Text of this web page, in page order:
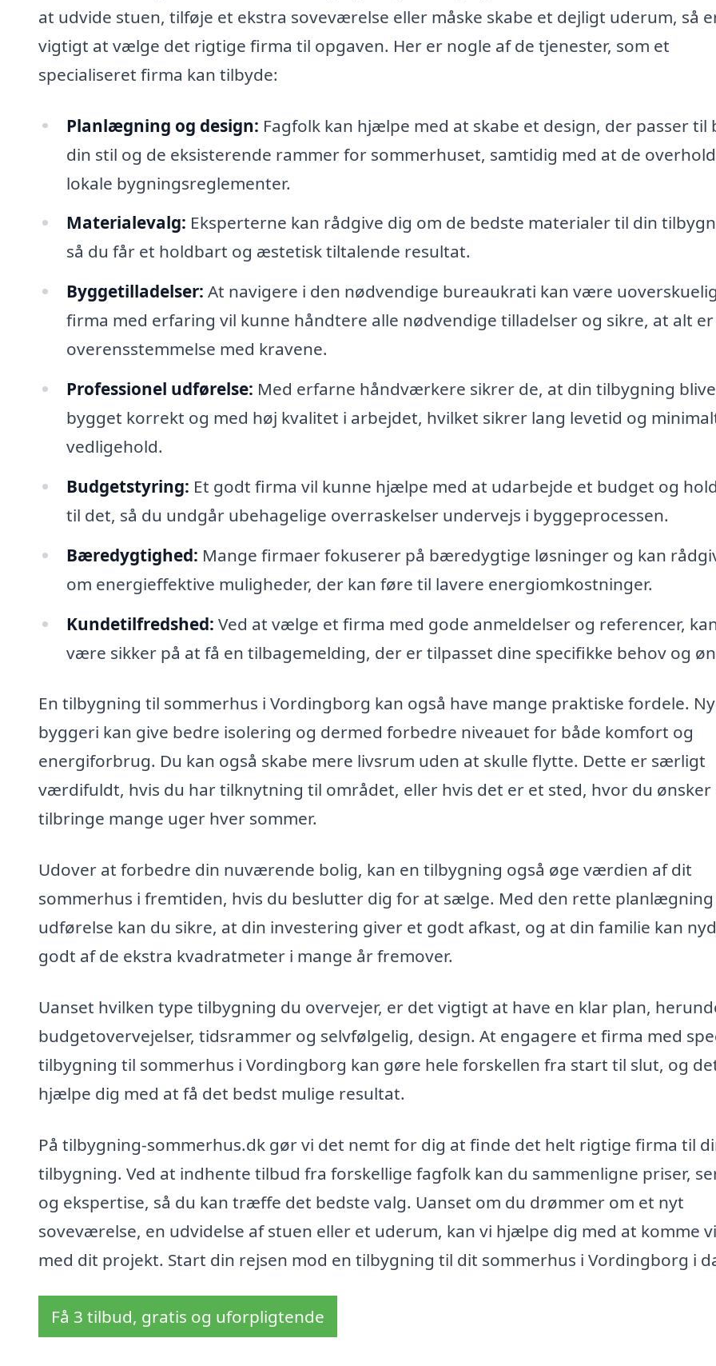
at udvide stuen, tilføje et ekstra soveværelse eller måske skabe et dejligt uderum, så
vigtigt at vælge det rigtige firma til opgaven. Her er nogle af de tjenester, som et
specialiseret firma kan tilbyde:
Planlægning og design: Fagfolk kan hjælpe med at skabe et design, der passer til
din stil og de eksisterende rammer for sommerhuset, samtidig med at de
lokale bygningsreglementer.
Materialevalg: Eksperterne kan rådgive dig om de bedste materialer til din
så du får et holdbart og æstetisk tiltalende resultat.
Byggetilladelser: At navigere i den nødvendige bureaukrati kan være
firma med erfaring vil kunne håndtere alle nødvendige tilladelser og sikre, at alt er
overensstemmelse med kravene.
Professionel udførelse: Med erfarne håndværkere sikrer de, at din tilbygning
bygget korrekt og med høj kvalitet i arbejdet, hvilket sikrer lang levetid og
vedligehold.
Budgetstyring: Et godt firma vil kunne hjælpe med at udarbejde et budget og
til det, så du undgår ubehagelige overraskelser undervejs i byggeprocessen.
Bæredygtighed: Mange firmaer fokuserer på bæredygtige løsninger og kan
om energieffektive muligheder, der kan føre til lavere energiomkostninger.
Kundetilfredshed: Ved at vælge et firma med gode anmeldelser og referencer,
være sikker på at få en tilbagemelding, der er tilpasset dine specifikke behov og
En tilbygning til sommerhus i Vordingborg kan også have mange praktiske fordele.
byggeri kan give bedre isolering og dermed forbedre niveauet for både komfort og
energiforbrug. Du kan også skabe mere livsrum uden at skulle flytte. Dette er særligt
værdifuldt, hvis du har tilknytning til området, eller hvis det er et sted, hvor du ønsker
tilbringe mange uger hver sommer.
Udover at forbedre din nuværende bolig, kan en tilbygning også øge værdien af dit
sommerhus i fremtiden, hvis du beslutter dig for at sælge. Med den rette planlægning
udførelse kan du sikre, at din investering giver et godt afkast, og at din familie kan
godt af de ekstra kvadratmeter i mange år fremover.
Uanset hvilken type tilbygning du overvejer, er det vigtigt at have en klar plan,
budgetovervejelser, tidsrammer og selvfølgelig, design. At engagere et firma med
tilbygning til sommerhus i Vordingborg kan gøre hele forskellen fra start til slut, og
hjælpe dig med at få det bedst mulige resultat.
På tilbygning-sommerhus.dk gør vi det nemt for dig at finde det helt rigtige firma til
tilbygning. Ved at indhente tilbud fra forskellige fagfolk kan du sammenligne priser,
og ekspertise, så du kan træffe det bedste valg. Uanset om du drømmer om et nyt
soveværelse, en udvidelse af stuen eller et uderum, kan vi hjælpe dig med at komme
med dit projekt. Start din rejsen mod en tilbygning til dit sommerhus i Vordingborg i
Få 3 tilbud, gratis og uforpligtende